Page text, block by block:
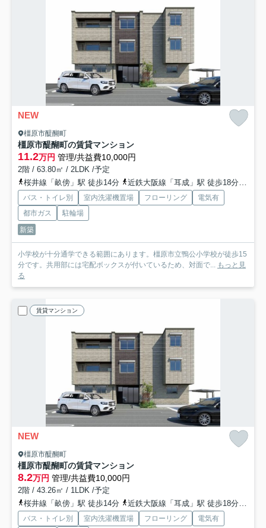
NEW
橿原市醍醐町
橿原市醍醐町の賃貸マンション
11.2万円 管理/共益費10,000円
2階 / 63.80㎡ / 2LDK /予定
桜井線「畝傍」駅 徒歩14分
近鉄大阪線「耳成」駅 徒歩18分
バス・トイレ別 室内洗濯機置場 フローリング
電気有
都市ガス
駐輪場
新築
小学校が十分通学できる範囲にあります。橿原市立鴨公小学校が徒歩15
分です。共用部には宅配ボックスが付いているため、対面で... もっと見
る
賃貸マンション
NEW
橿原市醍醐町
橿原市醍醐町の賃貸マンション
8.2万円 管理/共益費10,000円
2階 / 43.26㎡ / 1LDK /予定
桜井線「畝傍」駅 徒歩14分
近鉄大阪線「耳成」駅 徒歩18分
バス・トイレ別 室内洗濯機置場 フローリング
電気有